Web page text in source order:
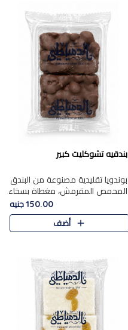
بندقيه تشوكليت كبير
بوندويا تقليدية مصنوعة من البندق
المحمص المقرمش، مغطاة بسخاء
بشوكولاتة فاخرة غنية لتحقيق
التوازن المثالي بين قوام القرمشة
ونكهة الشوكولاتة ا..
150.00 جنيه
أضف